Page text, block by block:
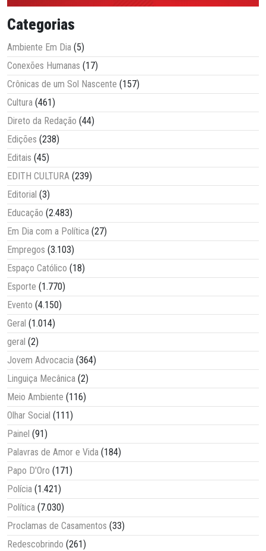
Categorias
Ambiente Em Dia (5)
Conexões Humanas (17)
Crônicas de um Sol Nascente (157)
Cultura (461)
Direto da Redação (44)
Edições (238)
Editais (45)
EDITH CULTURA (239)
Editorial (3)
Educação (2.483)
Em Dia com a Política (27)
Empregos (3.103)
Espaço Católico (18)
Esporte (1.770)
Evento (4.150)
Geral (1.014)
geral (2)
Jovem Advocacia (364)
Linguiça Mecânica (2)
Meio Ambiente (116)
Olhar Social (111)
Painel (91)
Palavras de Amor e Vida (184)
Papo D'Oro (171)
Polícia (1.421)
Política (7.030)
Proclamas de Casamentos (33)
Redescobrindo (261)